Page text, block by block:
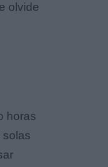
olvide
horas
solas